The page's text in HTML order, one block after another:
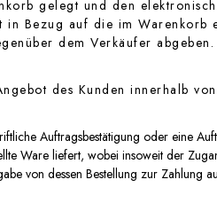
gelegt und den
in Bezug auf die im
dem Verkäufer abgeben.
des Kunden innerhalb
Auftragsbestätigung oder eine
Ware liefert, wobei insoweit der
von dessen Bestellung zur Zahlung